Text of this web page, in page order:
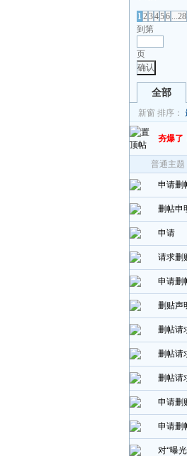
123456 ...28
到第
页
确认
全部
新窗 排序：
夯爆了
普通主题
申请删
删帖申
申请
请求删
申请删
删贴声
删帖请
删帖请
删帖请
申请删
申请删
对“曝